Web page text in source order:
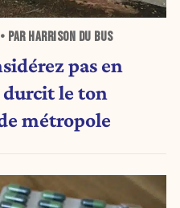
PAR HARRISON DU BUS
pas en
durcit le ton
métropole